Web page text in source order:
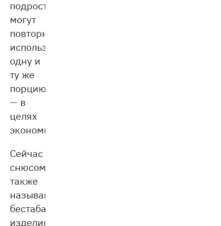
подростки
могут
повторно
использовать
одну и
ту же
порцию
— в
целях
экономии.
Сейчас
снюсом
также
называют
бестабачные
изделия: